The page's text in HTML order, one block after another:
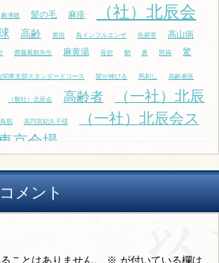
麻沸散 髪の毛 麻疹 （社）北辰会
高齢 黄疸 鳥インフルエンザ 魚腥草 高山病
齋藤鳳観先生 麻黄湯 骨折 鯛 鼻 黙祷 驚
関東支部スタンダードコース 髪が伸びる 馬刺し 高齢者医
（般社）北辰会 高齢者
（一社）北辰
鳥肌 高円宮妃久子様
（一社）北辰会ス
京会場
メント
ことはありません。
※ が付いている欄は